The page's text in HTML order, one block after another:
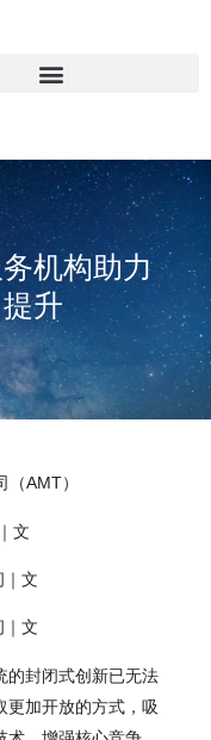
机构助力
升
AMT）
文
｜文
｜文
的封闭式创新已无法
更加开放的方式，吸